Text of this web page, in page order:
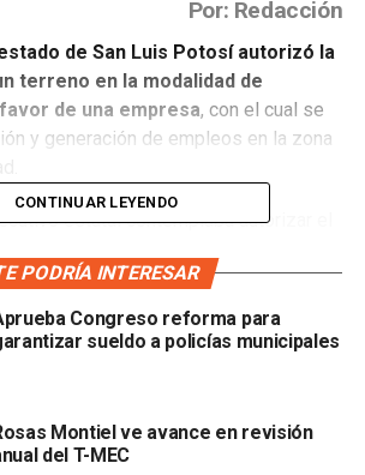
Por: Redacción
de San Luis Potosí autorizó la
terreno en la modalidad de
de una empresa, con el cual se
y generación de empleos en la zona
estatal contemplaba autorizar el
‘Los Frailes’ en el municipio
tiene una superficie de 40 mil 345.654
favor de la empresa Zoppas
S.A. de C.V.
Almazán, diputada presidenta de
Desarrollo Territorial Sustentable del
CONTINUAR LEYENDO
PODRÍA INTERESAR
Congreso reforma para
sueldo a policías municipales
Montiel ve avance en revisión
del T-MEC